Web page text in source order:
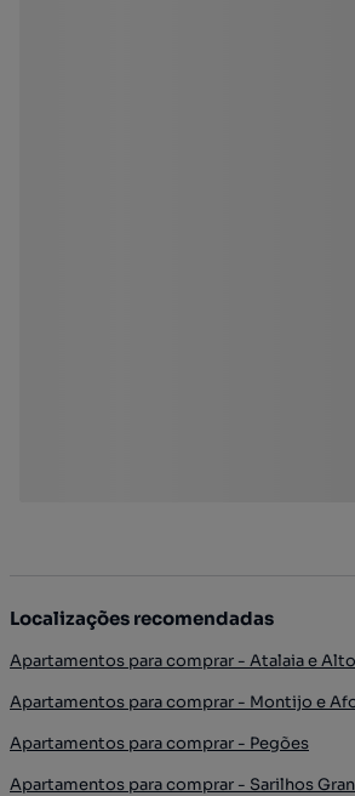
Localizações recomendadas
Apartamentos para comprar - Atalaia e
Apartamentos para comprar - Montijo e
Apartamentos para comprar - Pegões
Apartamentos para comprar - Sarilhos